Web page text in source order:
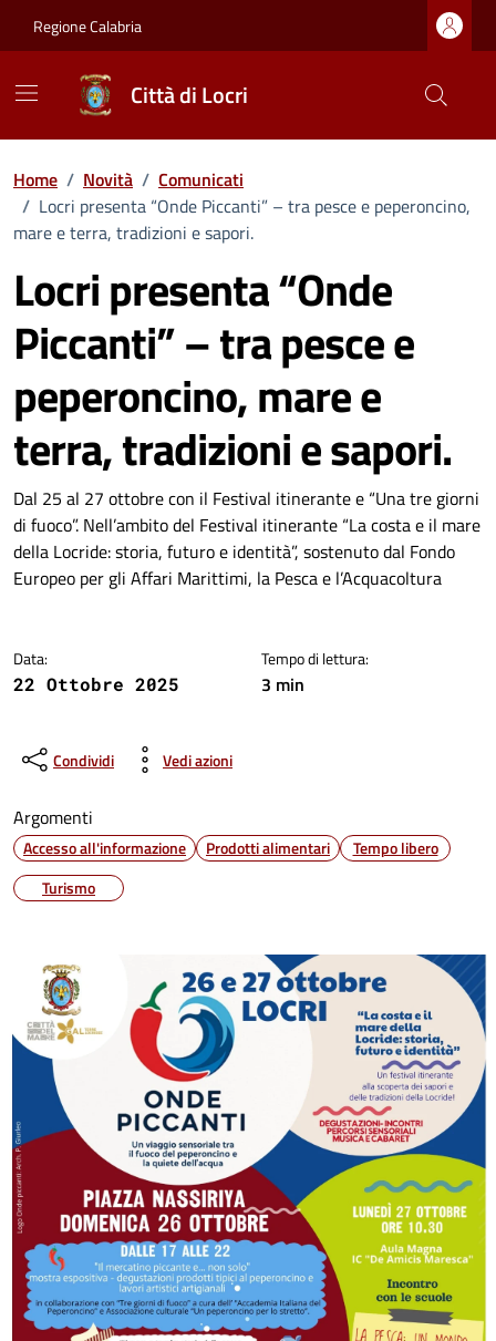
Regione Calabria
Città di Locri
Home / Novità / Comunicati
/ Locri presenta “Onde Piccanti” – tra pesce e peperoncino,
mare e terra, tradizioni e sapori.
Locri presenta “Onde
Piccanti” – tra pesce e
peperoncino, mare e
terra, tradizioni e sapori.
Dettagli della notizia
Dal 25 al 27 ottobre con il Festival itinerante e “Una tre giorni
di fuoco”. Nell’ambito del Festival itinerante “La costa e il mare
della Locride: storia, futuro e identità”, sostenuto dal Fondo
Europeo per gli Affari Marittimi, la Pesca e l’Acquacoltura
Data:
22 Ottobre 2025
Tempo di lettura:
3 min
Condividi Vedi azioni
Argomenti
Accesso all'informazione Prodotti alimentari
Tempo libero
Turismo